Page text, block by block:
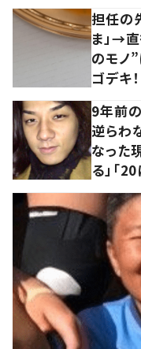
担任の
ま」→
のモノ”
ゴデキ
9年前
逆らわ
なった
る」「